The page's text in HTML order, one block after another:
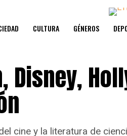
CULTURA GÉNEROS
Disney,
cine y la literatura de